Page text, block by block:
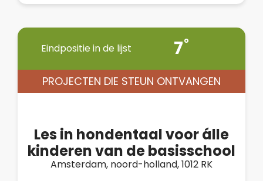
Eindpositie in de lijst 7
PROJECTEN DIE STEUN ONTVANGEN
Les in hondentaal voor álle
kinderen van de basisschool
Amsterdam, noord-holland, 1012 RK